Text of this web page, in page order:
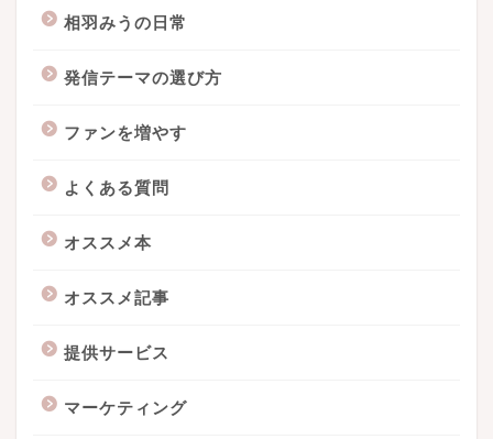
相羽みうの日常
発信テーマの選び方
ファンを増やす
よくある質問
オススメ本
オススメ記事
提供サービス
マーケティング